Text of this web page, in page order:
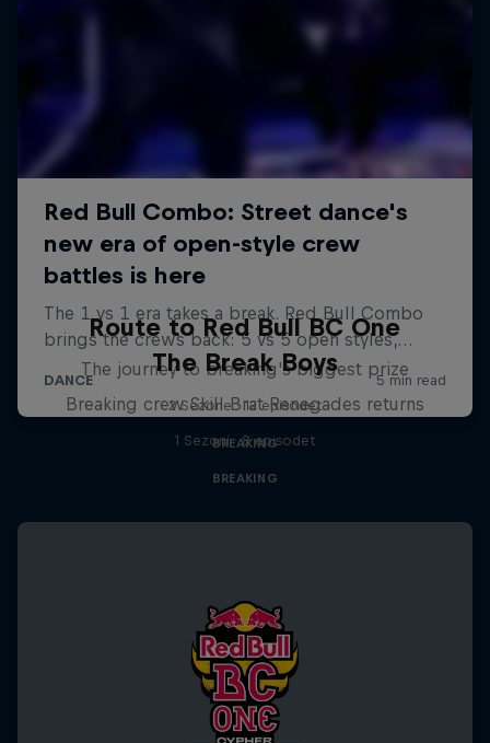
Route to Red Bull BC One
The journey to breaking's biggest prize
2 Sezone · 12 episodet
BREAKING
The Break Boys
Breaking crew Skill Brat Renegades returns
1 Sezoni · 8 episodet
BREAKING